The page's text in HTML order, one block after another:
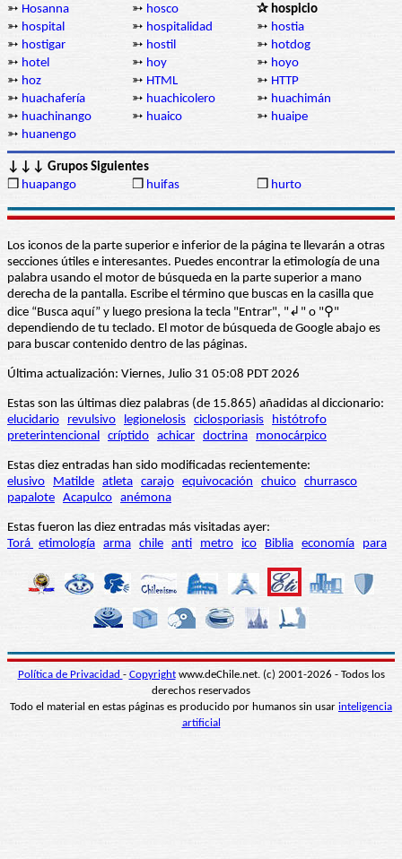
➳ Hosanna ➳ hosco
✰ hospicio
➳ hospital ➳ hospitalidad ➳ hostia
➳ hostigar ➳ hostil ➳ hotdog
➳ hotel ➳ hoy ➳ hoyo
➳ hoz ➳ HTML ➳ HTTP
➳ huachafería ➳ huachicolero ➳ huachimán
➳ huachinango ➳ huaico ➳ huaipe
➳ huanengo
↓↓↓ Grupos Siguientes
❒ huapango ❒ huifas ❒ hurto
Los iconos de la parte superior e inferior de la página te llevarán a otras
secciones útiles e interesantes. Puedes encontrar la etimología de una
palabra usando el motor de búsqueda en la parte superior a mano
derecha de la pantalla. Escribe el término que buscas en la casilla que
dice “Busca aquí” y luego presiona la tecla "Entrar", "↲" o "⚲"
dependiendo de tu teclado. El motor de búsqueda de Google abajo es
para buscar contenido dentro de las páginas.
Última actualización: Viernes, Julio 31 05:08 PDT 2026
Estas son las últimas diez palabras (de 15.865) añadidas al diccionario:
elucidario
revulsivo legionelosis ciclosporiasis
histótrofo
preterintencional críptido achicar doctrina monocárpico
Estas diez entradas han sido modificadas recientemente:
elusivo
Matilde atleta carajo equivocación chuico churrasco
papalote Acapulco anémona
Estas fueron las diez entradas más visitadas ayer:
Torá etimología arma chile anti metro ico Biblia economía para
Política de Privacidad - Copyrightwww.deChile.net. (c) 2001-2026 - Todos los
derechos reservados
Todo el material en estas páginas es producido por humanos sin usar inteligencia
artificial